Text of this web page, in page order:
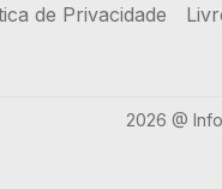
de Privacidade
2026 @